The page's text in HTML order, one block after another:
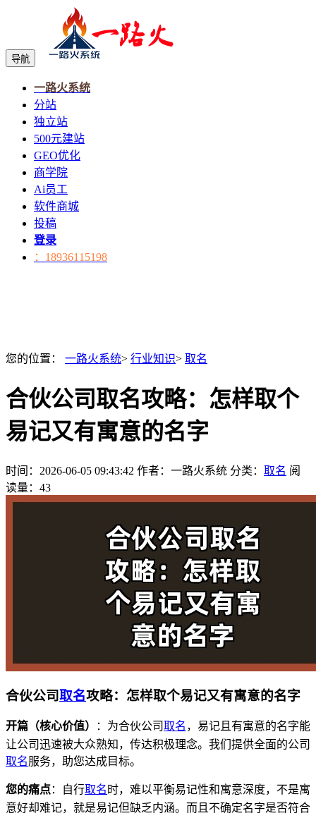
导航
一路火系统
分站
独立站
500元建站
GEO优化
商学院
Ai员工
软件商城
投稿
登录
：18936115198
您的位置： 一路火系统> 行业知识> 取名
合伙公司取名攻略：怎样取个
易记又有寓意的名字
时间： 2026-06-05 09:43:42 作者：一路火系统 分类： 取名 阅
读量：43
合伙公司取名攻略：怎样取个易记又有寓意的名字
开篇（核心价值） ：为合伙公司取名 ，易记且有寓意的名字能
让公司迅速被大众熟知，传达积极理念。我们提供全面的公司
取名服务，助您达成目标。
您的痛点：自行取名 时，难以平衡易记性和寓意深度，不是寓
意好却难记，就是易记但缺乏内涵。而且不确定名字是否符合